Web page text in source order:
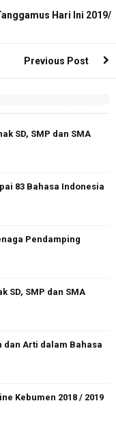
Hari Ini 2019/
Previous Post
SD, SMP dan SMA
83 Bahasa Indonesia
Pendamping
SD, SMP dan SMA
dan Arti dalam Bahasa
Kebumen 2018 / 2019